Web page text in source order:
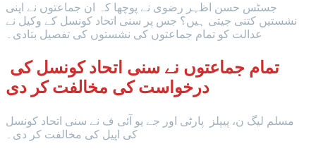
جسٹس حسن اظہر رضوی نے پوچھا کہ ان جماعتوں نے اپنی
نشستیں کتنی جیتی ہیں؟ جس پر سنی اتحاد کونسل کے وکیل نے
عدالت کو تمام جماعتوں کی نشستوں کی تفصیل بتادی۔
درخواست کی مخالفت کر دی
مسلم لیگ ن، پیپلز پارٹی اور جے یو آئی ف نے سنی اتحاد کونسل
کی اپیل کی مخالفت کر دی۔